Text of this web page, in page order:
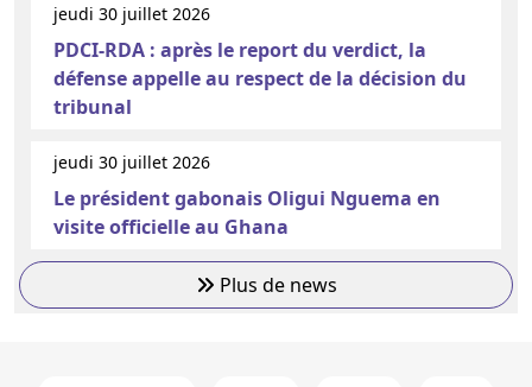
jeudi 30 juillet 2026
PDCI-RDA : après le report du verdict, la
défense appelle au respect de la décision du
tribunal
jeudi 30 juillet 2026
Le président gabonais Oligui Nguema en
visite officielle au Ghana
Plus de news